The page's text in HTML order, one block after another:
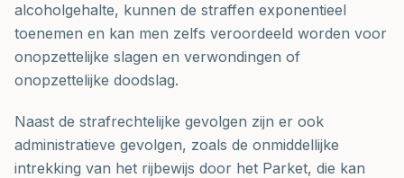
alcoholgehalte, kunnen de straffen exponentieel
toenemen en kan men zelfs veroordeeld worden voor
onopzettelijke slagen en verwondingen of
onopzettelijke doodslag.
Naast de strafrechtelijke gevolgen zijn er ook
administratieve gevolgen, zoals de onmiddellijke
intrekking van het rijbewijs door het Parket, die kan